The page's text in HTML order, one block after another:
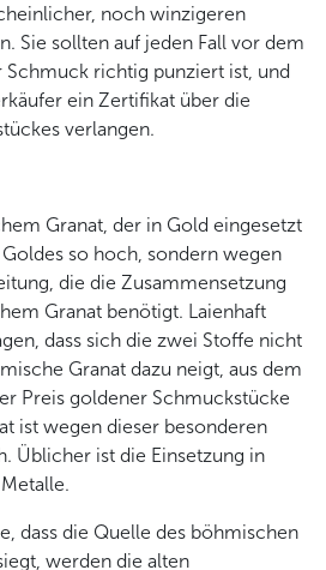
noch winzigeren
Sie sollten auf jeden Fall vor dem
Schmuck richtig punziert ist, und
ein Zertifikat über die
verlangen.
Granat, der in Gold eingesetzt
so hoch, sondern wegen
die die Zusammensetzung
Granat benötigt. Laienhaft
dass sich die zwei Stoffe nicht
Granat dazu neigt, aus dem
Preis goldener Schmuckstücke
ist wegen dieser besonderen
Üblicher ist die Einsetzung in
dass die Quelle des böhmischen
werden die alten